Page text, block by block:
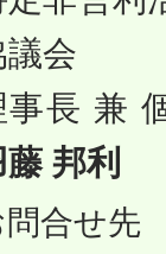
議会
事長 兼
邦利
問合せ先